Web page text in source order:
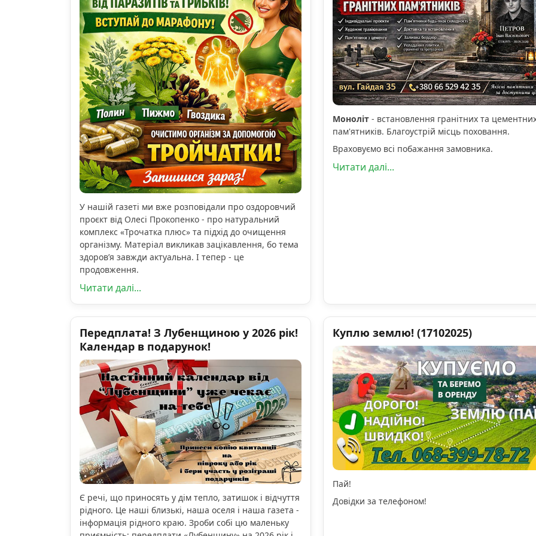
У нашій газеті ми вже розповідали про оздоровчий
проєкт від Олесі Прокопенко - про натуральний
комплекс «Трочатка плюс» та підхід до очищення
організму. Матеріал викликав зацікавлення, бо тема
здоров’я завжди актуальна. І тепер - це
продовження.
Читати далі...
Моноліт- встановлення гранітних та
пам'ятників. Благоустрій місць поховання.
Враховуємо всі побажання замовника.
Читати далі...
Передплата! З Лубенщиною у 2026 рік!
Календар в подарунок!
Є речі, що приносять у дім тепло, затишок і відчуття
рідного. Це наші близькі, наша оселя і наша газета -
інформація рідного краю. Зроби собі цю маленьку
Куплю землю! (17102025)
Пай!
Довідки за телефоном!